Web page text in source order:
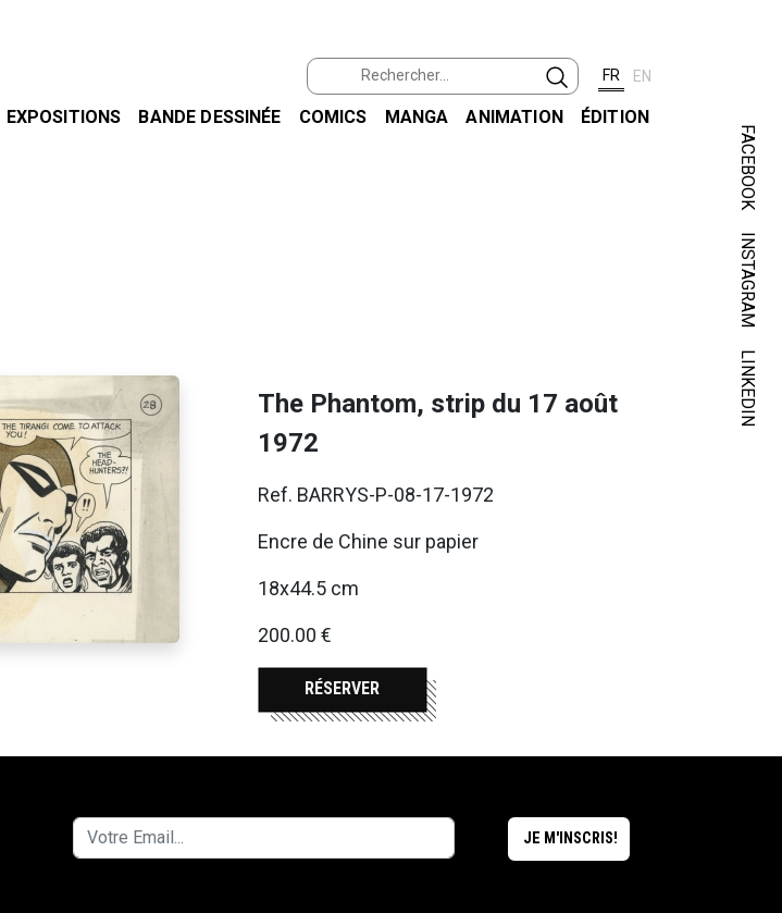
FR EN
EXPOSITIONS BANDE DESSINÉE COMICS MANGA ANIMATION ÉDITION
FACEBOOK
INSTAGRAM
LINKEDIN
The Phantom, strip du 17 août
1972
Ref. BARRYS-P-08-17-1972
Encre de Chine sur papier
18x44.5 cm
200.00 €
RÉSERVER